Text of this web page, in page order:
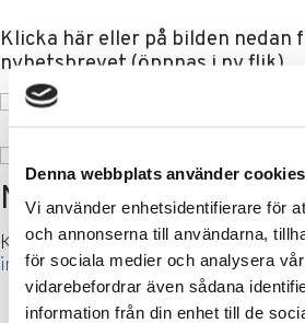
Denna webbplats använder cookies
Vi använder enhetsidentifierare för
och annonserna till användarna,
för sociala medier och analysera
vidarebefordrar även sådana
information från din enhet till de
Klicka här eller på bilden nedan
nyhetsbrevet (öppnas i ny flik).
Nytt nummer ute nu!
Klicka och läs eller beställ tidningen
inger.hjort@dalafrakt.se